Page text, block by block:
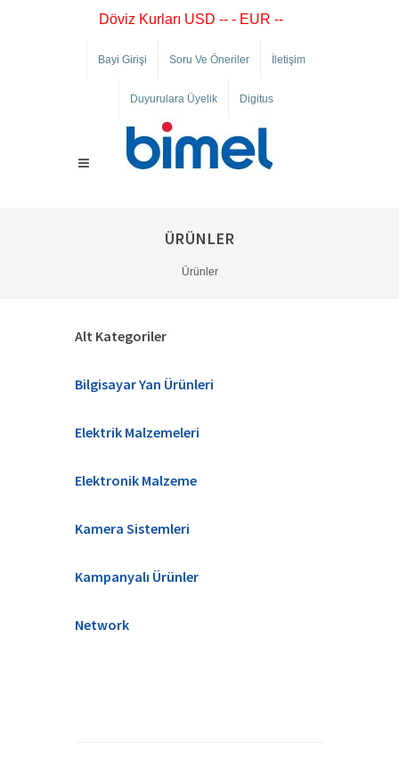
Döviz Kurları USD -- - EUR --
Bayi Girişi Soru Ve Öneriler İletişim
Duyurulara Üyelik Digitus
ÜRÜNLER
Ürünler
Alt Kategoriler
Bilgisayar Yan Ürünleri
Elektrik Malzemeleri
Elektronik Malzeme
Kamera Sistemleri
Kampanyalı Ürünler
Network